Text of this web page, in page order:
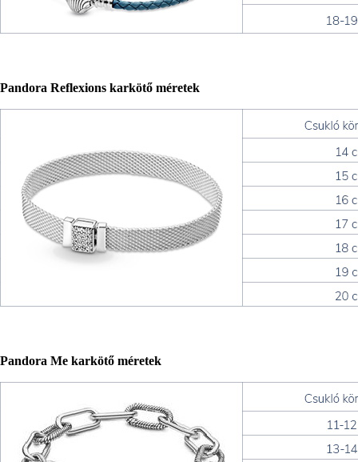
Pandora Reflexions karkötő méretek
Pandora Me karkötő méretek